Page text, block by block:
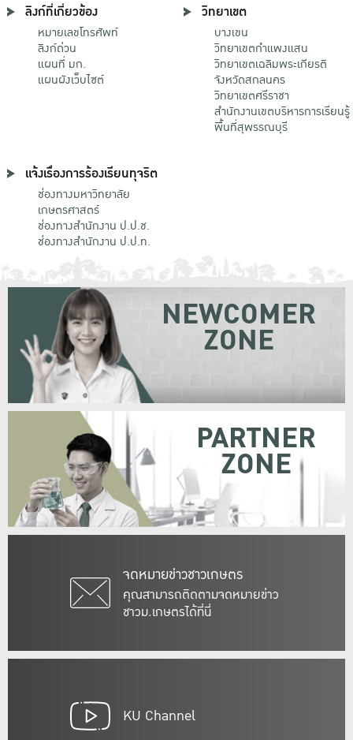
ลิงก์ที่เกี่ยวข้อง
หมายเลขโทรศัพท์
ลิงก์ด่วน
แผนที่ มก.
แผนผังเว็บไซต์
วิทยาเขต
บางเขน
วิทยาเขตกําแพงแสน
วิทยาเขตเฉลิมพระเกียรติ
จังหวัดสกลนคร
วิทยาเขตศรีราชา
สำนักงานเขตบริหารการเรียนรู้
พื้นที่สุพรรณบุรี
แจ้งเรื่องการร้องเรียนทุจริต
ช่องทางมหาวิทยาลัย
เกษตรศาสตร์
ช่องทางสำนักงาน ป.ป.ช.
ช่องทางสำนักงาน ป.ป.ท.
จดหมายข่าวชาวเกษตร
คุณสามารถติดตามจดหมายข่าว
ชาวม.เกษตรได้ที่นี่
NEWCOMER
ZONE
PARTNER
ZONE
KU Channel